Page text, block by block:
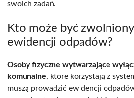
swoich zadań.
Kto może być
ewidencji odpadów?
Osoby fizyczne wytwarzające
komunalne, które korzystają z
muszą prowadzić ewidencji